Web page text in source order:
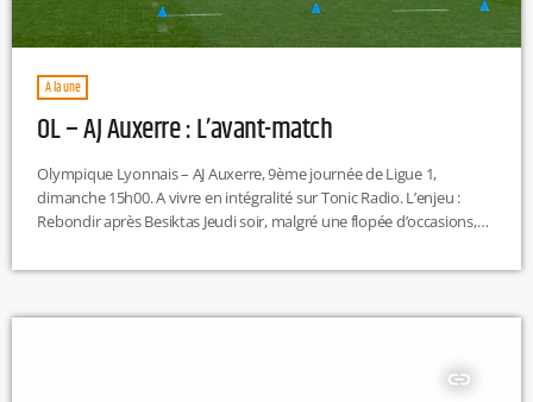
À la une
OL – AJ Auxerre : L’avant-match
Olympique Lyonnais – AJ Auxerre, 9ème journée de Ligue 1,
dimanche 15h00. A vivre en intégralité sur Tonic Radio. L’enjeu :
Rebondir après Besiktas Jeudi soir, malgré une flopée d’occasions,
série de 5 victoires de rang. Si cette défaite sonne comme une
championnat. La dernière défaite des hommes de […]
insert_link